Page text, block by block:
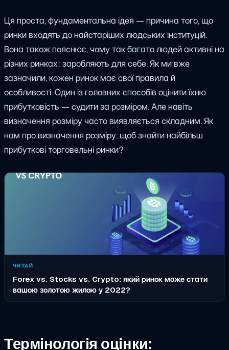
Ця проста, фундаментальна ідея — причина того, що
ринки входять до найстаріших людських інституцій.
Вона також пояснює, чому так багато людей активні на
різних ринках: заробляють для себе. Як ми вже
зазначили, кожен ринок має свої правила й
особливості. Один із головних способів оцінити їхню
прибутковість — судити за розміром. Але навіть
визначення розміру часто виявляється складним. Як
нам про визначення розміру, щоб знайти найбільш
прибуткові торговельні ринки?
ЧИТАЙ
Forex vs. Stocks vs. Crypto: який ринок може стати
вашою золотою жилою у 2022?
Термінологія оцінки: